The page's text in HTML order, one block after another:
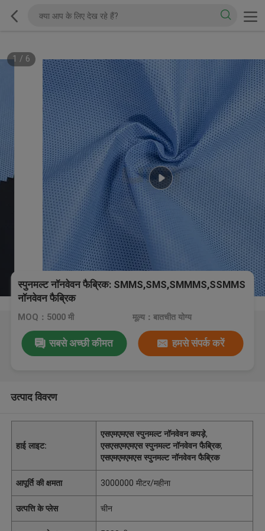
1 / 6
स्पुनमल्ट नॉनवेवन फैब्रिक: SMMS,SMS,SMMMS,SSMMS
नॉनवेवन फैब्रिक
MOQ：5000 मी मूल्य：बातचीत योग्य
सबसे अच्छी कीमत हमसे संपर्क करें
उत्पाद विवरण
हाई लाइट:
एसएमएमएस स्पुनमल्ट नॉनवेवन कपड़े,
एसएसएमएमएस स्पुनमल्ट नॉनवेवन फैब्रिक,
एसएमएमएमएस स्पुनमल्ट नॉनवेवन फैब्रिक
आपूर्ति की क्षमता 3000000 मीटर/महीना
उत्पत्ति के प्लेस चीन